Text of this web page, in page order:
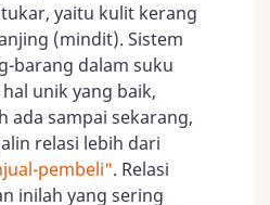
yaitu kulit kerang
(mindit). Sistem
barang dalam suku
unik yang baik,
ada sampai sekarang,
relasi lebih dari
pembeli". Relasi
inilah yang sering